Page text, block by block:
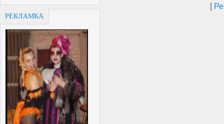
РЕКЛАМКА
[